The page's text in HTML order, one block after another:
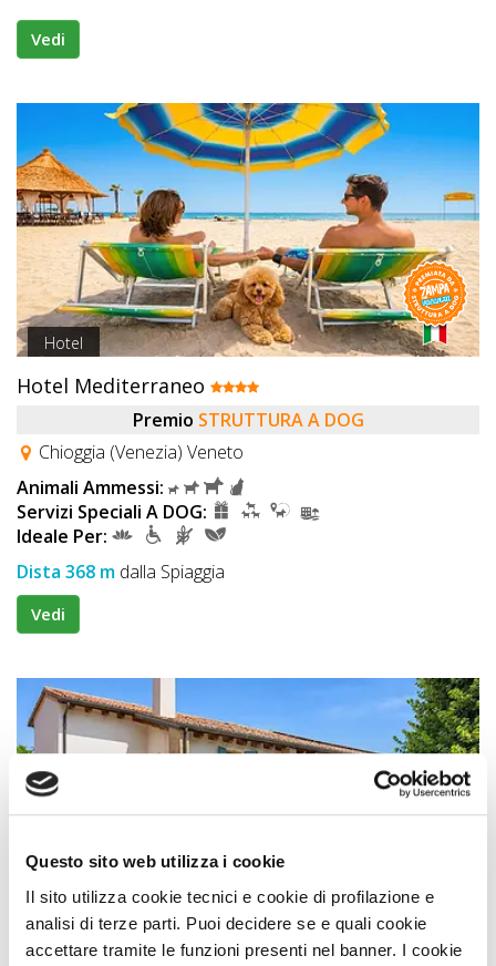
Questo sito web utilizza i cookie
Il sito utilizza cookie tecnici e cookie di profilazione e
analisi di terze parti. Puoi decidere se e quali cookie
accettare tramite le funzioni presenti nel banner. I cookie
Vedi
Hotel
Hotel Mediterraneo
Premio STRUTTURA A DOG
Chioggia (Venezia) Veneto
Animali Ammessi:
Servizi Speciali A DOG:
Ideale Per:
Dista 368 m dalla Spiaggia
Vedi
Affittacamere
Alloggio Agrituristico Zambon